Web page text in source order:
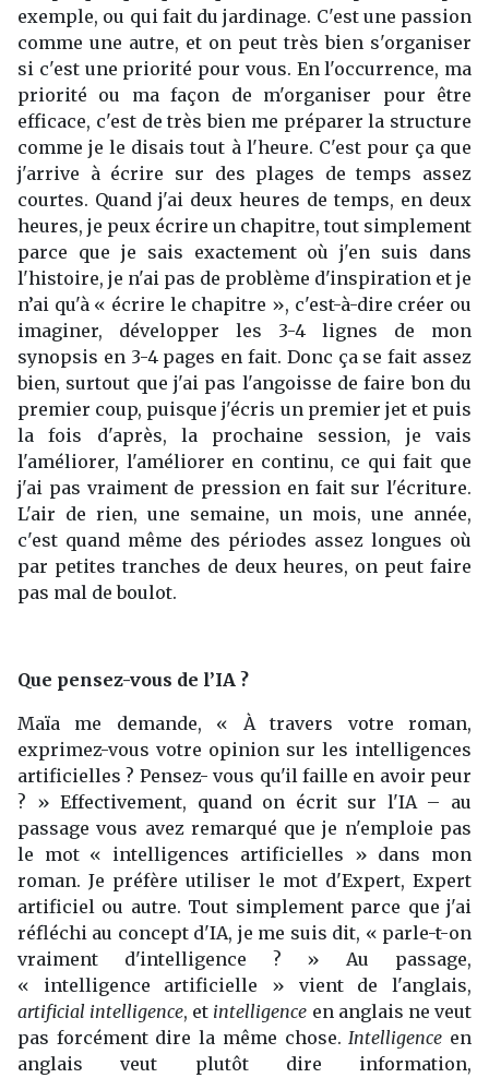
exemple, ou qui fait du jardinage. C'est une passion
comme une autre, et on peut très bien s'organiser
si c'est une priorité pour vous. En l'occurrence, ma
priorité ou ma façon de m'organiser pour être
efficace, c'est de très bien me préparer la structure
comme je le disais tout à l'heure. C'est pour ça que
j'arrive à écrire sur des plages de temps assez
courtes. Quand j'ai deux heures de temps, en deux
heures, je peux écrire un chapitre, tout simplement
parce que je sais exactement où j'en suis dans
l'histoire, je n'ai pas de problème d'inspiration et je
n’ai qu'à « écrire le chapitre », c'est-à-dire créer ou
imaginer, développer les 3-4 lignes de mon
synopsis en 3-4 pages en fait. Donc ça se fait assez
bien, surtout que j'ai pas l'angoisse de faire bon du
premier coup, puisque j'écris un premier jet et puis
la fois d'après, la prochaine session, je vais
l'améliorer, l'améliorer en continu, ce qui fait que
j'ai pas vraiment de pression en fait sur l'écriture.
L'air de rien, une semaine, un mois, une année,
c'est quand même des périodes assez longues où
par petites tranches de deux heures, on peut faire
pas mal de boulot.
Que pensez-vous de l’IA ?
Maïa me demande, « À travers votre roman,
exprimez-vous votre opinion sur les intelligences
artificielles ? Pensez- vous qu'il faille en avoir peur
? » Effectivement, quand on écrit sur l'IA – au
passage vous avez remarqué que je n'emploie pas
le mot « intelligences artificielles » dans mon
roman. Je préfère utiliser le mot d'Expert, Expert
artificiel ou autre. Tout simplement parce que j'ai
réfléchi au concept d'IA, je me suis dit, « parle-t-on
vraiment d'intelligence ? » Au passage,
« intelligence artificielle » vient de l'anglais,
artificial intelligence, et intelligence en anglais ne veut
pas forcément dire la même chose.Intelligence en
anglais veut plutôt dire information,